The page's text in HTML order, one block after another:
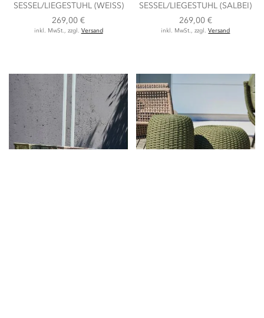
SESSEL/LIEGESTUHL (WEISS)
269,00 €
inkl. MwSt., zzgl. Versand
SESSEL/LIEGESTUHL (SALBEI)
269,00 €
inkl. MwSt., zzgl.Versand